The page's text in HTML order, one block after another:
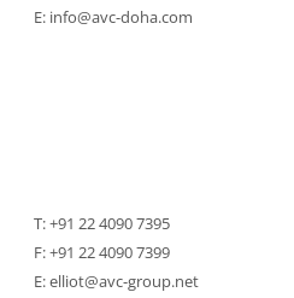
E: info@avc-doha.com
T:+91 22 4090 7395
F: +91 22 4090 7399
E:elliot@avc-group.net